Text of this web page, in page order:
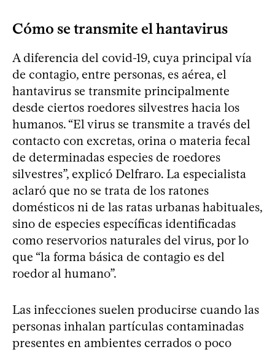
Cómo se transmite el hantavirus
A diferencia del covid‑19, cuya principal vía
de contagio, entre personas, es aérea, el
hantavirus se transmite principalmente
desde ciertos roedores silvestres hacia los
humanos. “El virus se transmite a través del
contacto con excretas, orina o materia fecal
de determinadas especies de roedores
silvestres”, explicó Delfraro. La especialista
aclaró que no se trata de los ratones
domésticos ni de las ratas urbanas habituales,
sino de especies específicas identificadas
como reservorios naturales del virus, por lo
que “la forma básica de contagio es del
roedor al humano”.
Las infecciones suelen producirse cuando las
personas inhalan partículas contaminadas
presentes en ambientes cerrados o poco